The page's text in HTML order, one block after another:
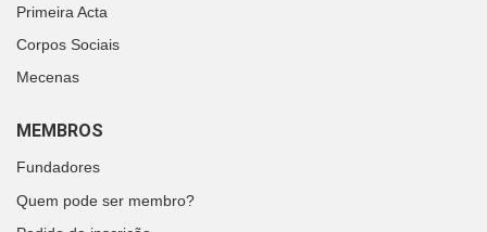
Primeira Acta
Corpos Sociais
Mecenas
MEMBROS
Fundadores
Quem pode ser membro?